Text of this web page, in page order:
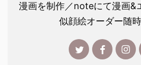
漫画を制作／noteにて漫画&
似顔絵オーダー随